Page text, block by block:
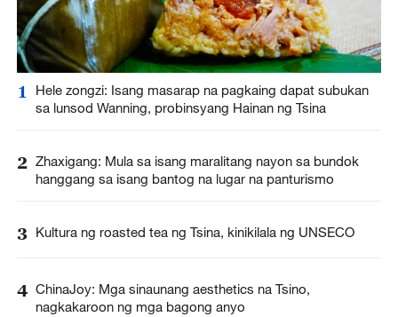
1
Hele zongzi: Isang masarap na pagkaing dapat subukan
sa lunsod Wanning, probinsyang Hainan ng Tsina
2 Zhaxigang: Mula sa isang maralitang nayon sa bundok
hanggang sa isang bantog na lugar na panturismo
3 Kultura ng roasted tea ng Tsina, kinikilala ng UNSECO
4 ChinaJoy: Mga sinaunang aesthetics na Tsino,
nagkakaroon ng mga bagong anyo